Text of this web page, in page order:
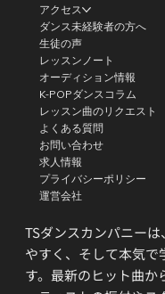
TSダンスカンパニー
やすく、そして本気で
す。最新のヒット曲か
アクセス
ダンス未経験者の方へ
生徒の声
レッスンノート
オーディション情報
K-POPダンスコラム
レッスン曲のリクエスト
よくある質問
お問い合わせ
求人情報
プライバシーポリシー
運営会社